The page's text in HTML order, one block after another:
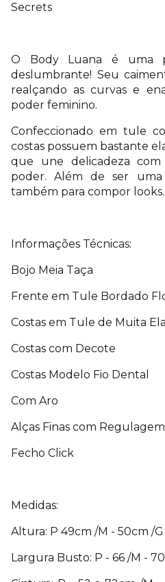
Secrets
O Body Luana é uma
deslumbrante! Seu
realçando as curvas e
poder feminino.
Confeccionado em tule
costas possuem bastante
que une delicadeza
poder. Além de ser
também para compor looks.
Informações Técnicas:
Bojo Meia Taça
Frente em Tule Bordado
Costas em Tule de Muita
Costas com Decote
Costas Modelo Fio Dental
Com Aro
Alças Finas com Regulagem
Fecho Click
Medidas:
Altura: P 49cm /M - 50cm /
Largura Busto: P - 66 /M -